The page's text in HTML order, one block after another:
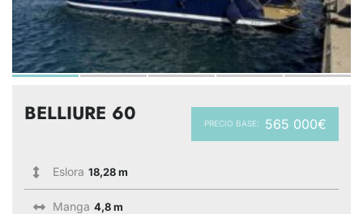
PRECIO BASE: 565 000€
BELLIURE 60
Eslora 18,28 m
Manga 4,8 m